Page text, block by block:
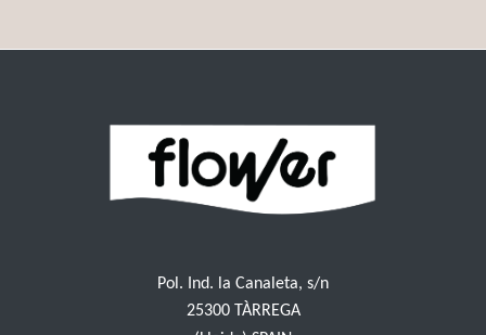
Pol. Ind. la Canaleta, s/n
25300 TÀRREGA